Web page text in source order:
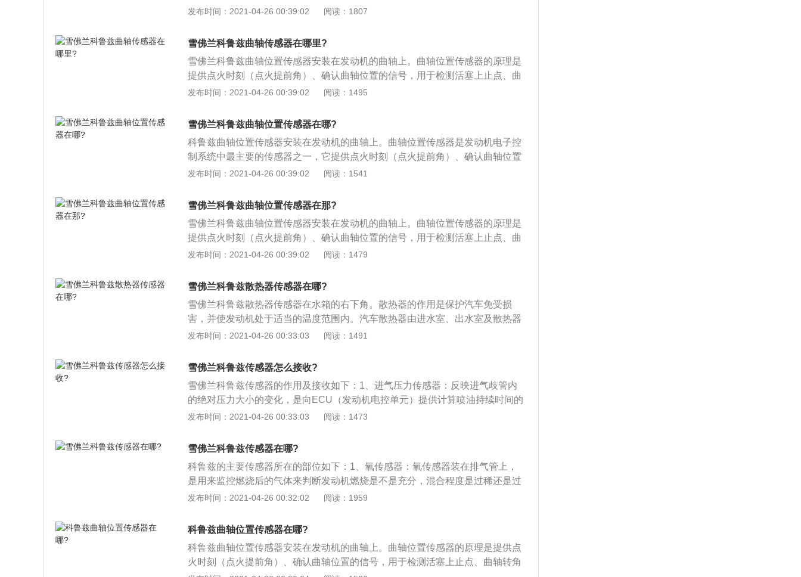
轴转角及发动机转速。曲轴位置传感器的作用就是确定曲轴的位置，也就是曲轴
感器与脉冲轮（靶轮）之间的正常间隙应在大于0.5mm小于1.2mm，如果脉冲轮
安装不正确，过大或过小，都可能产生信号偏差；2、关闭点火开关，断开曲轴
位置传感器插头，测量传感器的1端与2端之间应有400～600Q。如果不在此数值
范围，可判定曲轴位置传感器本身存在故障，应更换传感器。曲轴位置传感器的
两根信号线与屏蔽线是绝缘的；3、打开点火开关，测量两根信号线对搭铁电压
曲轴位置传感器的信号电压应接近1.6V。如果传感器内部、信号线路、发动机控
制单元内部开路或短路，都会造成电脑无法接收曲轴位置信号，从而引起发动机
无法启动。
发布时间：2021-04-26 00:39:02 阅读：1807
雪佛兰科鲁兹曲轴传感器在哪里?
雪佛兰科鲁兹曲轴位置传感器安装在发动机的曲轴上。曲轴位置传感器的原理是
提供点火时刻（点火提前角）、确认曲轴位置的信号，用于检测活塞上止点、曲
轴转角及发动机转速。曲轴位置传感器的作用就是确定曲轴的位置，也就是曲轴
感器与脉冲轮（靶轮）之间的正常间隙应在大于0.5mm小于1.2mm，如果脉冲轮
安装不正确，过大或过小，都可能产生信号偏差；2、关闭点火开关，断开曲轴
位置传感器插头，测量传感器的1端与2端之间应有400～600Q。如果不在此数值
范围，可判定曲轴位置传感器本身存在故障，应更换传感器。曲轴位置传感器的
两根信号线与屏蔽线是绝缘的；3、打开点火开关，测量两根信号线对搭铁电压
曲轴位置传感器的信号电压应接近1.6V。如果传感器内部、信号线路、发动机控
制单元内部开路或短路，都会造成电脑无法接收曲轴位置信号，从而引起发动机
无法启动。
发布时间：2021-04-26 00:39:02 阅读：1495
雪佛兰科鲁兹曲轴位置传感器在哪?
科鲁兹曲轴位置传感器安装在发动机的曲轴上。曲轴位置传感器是发动机电子控
制系统中最主要的传感器之一，它提供点火时刻（点火提前角）、确认曲轴位置
的信号，用于检测活塞上止点、曲轴转角及发动机转速。曲轴位置传感器坏了的
者怠速状态发动机严重发抖，加油时排气管发出爆破声，并偶尔伴随爆破声出现
加油死火；3、严重：偏差太大的，根本无法启动，有些车型打马达的时候会听
到发动机内有撞击声（活塞顶撞气门的声音）。
发布时间：2021-04-26 00:39:02 阅读：1541
雪佛兰科鲁兹曲轴位置传感器在那?
雪佛兰科鲁兹曲轴位置传感器安装在发动机的曲轴上。曲轴位置传感器的原理是
提供点火时刻（点火提前角）、确认曲轴位置的信号，用于检测活塞上止点、曲
轴转角及发动机转速。曲轴位置传感器的作用就是确定曲轴的位置，也就是曲轴
感器与脉冲轮（靶轮）之间的正常间隙应在大于0.5mm小于1.2mm，如果脉冲轮
安装不正确，过大或过小，都可能产生信号偏差；2、关闭点火开关，断开曲轴
位置传感器插头，测量传感器的1端与2端之间应有400～600Q。如果不在此数值
范围，可判定曲轴位置传感器本身存在故障，应更换传感器。曲轴位置传感器的
两根信号线与屏蔽线是绝缘的；3、打开点火开关，测量两根信号线对搭铁电压
曲轴位置传感器的信号电压应接近1.6V。如果传感器内部、信号线路、发动机控
制单元内部开路或短路，都会造成电脑无法接收曲轴位置信号，从而引起发动机
无法启动。
发布时间：2021-04-26 00:39:02 阅读：1479
雪佛兰科鲁兹散热器传感器在哪?
雪佛兰科鲁兹散热器传感器在水箱的右下角。散热器的作用是保护汽车免受损
害，并使发动机处于适当的温度范围内。汽车散热器由进水室、出水室及散热器
芯等三部分构成。冷却液在散热器芯内流动，空气在散热器外通过。热的冷却液
拆卸步骤如下：1、打开汽车的引擎盖，拆下位于散热风扇上面的进气管，卸下
散热风扇；2、散热风扇和空调风扇位于风扇架上面，共四个角，每个角有一个
螺丝；3、使用专业的工具拧下这四个螺丝；4、当螺丝全部拧下时，我们就可以
把散热风扇从车上卸下来了。
发布时间：2021-04-26 00:33:03 阅读：1491
雪佛兰科鲁兹传感器怎么接收?
雪佛兰科鲁兹传感器的作用及接收如下：1、进气压力传感器：反映进气歧管内
的绝对压力大小的变化，是向ECU（发动机电控单元）提供计算喷油持续时间的
基准信号；2、节气门位置传感器：测量节气门打开的角度，提供给ECU作为断
进气温度，提供给ECU作为计算空气密度的；冷却液温度传感器：检测冷却液的
温度，向ECU提供发动机温度信息；4、曲轴位置传感器：检测曲轴及发动机转
速，提供给ECU作为确定点火正时及工作顺序的基准信号；5、氧传感器：检测
排气中的氧浓度，提供给ECU作为控制燃油\/空气比在最佳值（理论值）附近的
的基准信号；爆震传感器：安装在缸体上专门检测发动机的爆燃状况，提供给EC
发布时间：2021-04-26 00:33:03 阅读：1473
雪佛兰科鲁兹传感器在哪?
科鲁兹的主要传感器所在的部位如下：1、氧传感器：氧传感器装在排气管上，
是用来监控燃烧后的气体来判断发动机燃烧是不是充分，混合程度是过稀还是过
浓；2、轮速传感器：它主要是收集汽车的转速来判断汽车有没有打滑的征兆，
轮的轮毂上，而一旦传感器损坏，ABS会失效；3、水温传感器：水温传感器般
安在节温器旁边，将冷却水温度转换为电信号，当低温时增加喷油量或者增大点
火提前角，高温时防爆燃，推迟点火提前角；4、进气压力传感器：一般安装在
节气门边上，进气压力传感器顾名思义就是随着发动机不同的转速负荷，感应一
发布时间：2021-04-26 00:32:02 阅读：1959
科鲁兹曲轴位置传感器在哪?
科鲁兹曲轴位置传感器安装在发动机的曲轴上。曲轴位置传感器的原理是提供点
火时刻（点火提前角）、确认曲轴位置的信号，用于检测活塞上止点、曲轴转角